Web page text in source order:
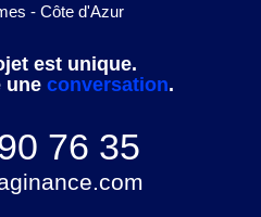
- Côte d'Azur
est unique.
une conversation.
76 35